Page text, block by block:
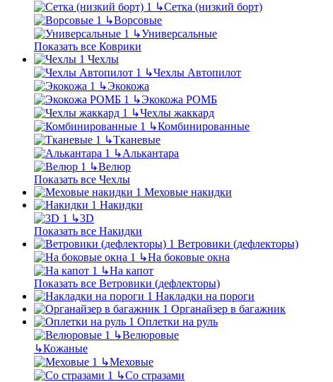
↳Сетка (низкий борт)
↳Ворсовые
↳Универсальные
Показать все Коврики
Чехлы
↳Чехлы Автопилот
↳Экокожа
↳Экокожа РОМБ
↳Чехлы жаккард
↳Комбинированные
↳Тканевые
↳Алькантара
↳Велюр
Показать все Чехлы
Меховые накидки
Накидки
↳3D
Показать все Накидки
Ветровики (дефлекторы)
↳На боковые окна
↳На капот
Показать все Ветровики (дефлекторы)
Накладки на пороги
Органайзер в багажник
Оплетки на руль
↳Велюровые
↳Кожаные
↳Меховые
↳Со стразами